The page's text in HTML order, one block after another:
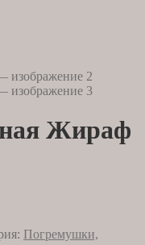
Жираф
Погремушки,